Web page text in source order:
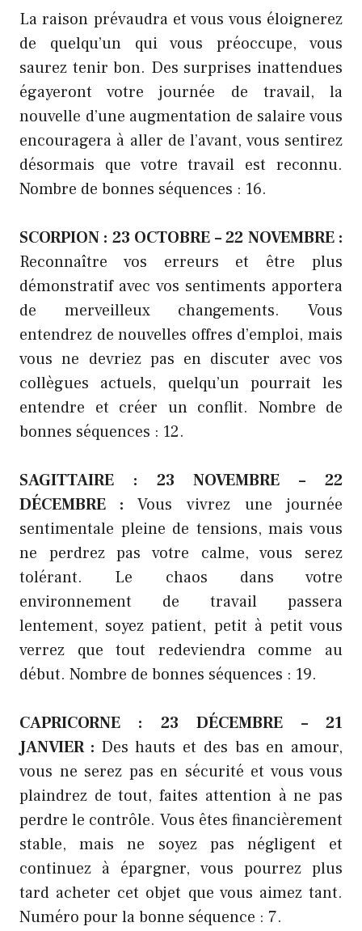
La raison prévaudra et vous vous éloignerez
de quelqu’un qui vous préoccupe, vous
saurez tenir bon. Des surprises inattendues
égayeront votre journée de travail, la
nouvelle d’une augmentation de salaire vous
encouragera à aller de l’avant, vous sentirez
désormais que votre travail est reconnu.
Nombre de bonnes séquences : 16.
SCORPION : 23 OCTOBRE – 22 NOVEMBRE :
Reconnaître vos erreurs et être plus
démonstratif avec vos sentiments apportera
de merveilleux changements. Vous
entendrez de nouvelles offres d’emploi, mais
vous ne devriez pas en discuter avec vos
collègues actuels, quelqu’un pourrait les
entendre et créer un conflit. Nombre de
bonnes séquences : 12.
SAGITTAIRE : 23 NOVEMBRE – 22
DÉCEMBRE :Vous vivrez une journée
sentimentale pleine de tensions, mais vous
ne perdrez pas votre calme, vous serez
tolérant. Le chaos dans votre
environnement de travail passera
lentement, soyez patient, petit à petit vous
verrez que tout redeviendra comme au
début. Nombre de bonnes séquences : 19.
CAPRICORNE : 23 DÉCEMBRE – 21
JANVIER : Des hauts et des bas en amour,
vous ne serez pas en sécurité et vous vous
plaindrez de tout, faites attention à ne pas
perdre le contrôle. Vous êtes financièrement
stable, mais ne soyez pas négligent et
continuez à épargner, vous pourrez plus
tard acheter cet objet que vous aimez tant.
Numéro pour la bonne séquence : 7.